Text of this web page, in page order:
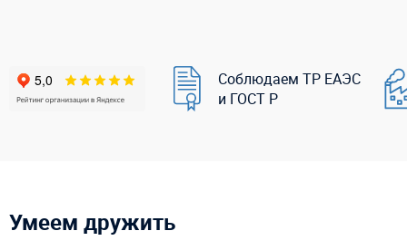
Соблюдаем ТР ЕАЭС
и ГОСТ Р
Умеем дружить